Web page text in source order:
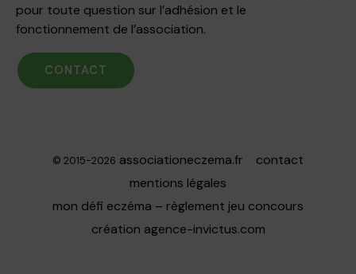
pour toute question sur l’adhésion et le
fonctionnement de l’association.
CONTACT
© 2015-2026 associationeczema.fr
contact
mentions légales
mon défi eczéma – règlement jeu concours
création agence-invictus.com